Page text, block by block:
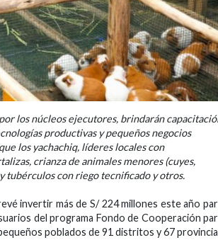
los núcleos ejecutores, brindarán
productivas y pequeños negocios
los yachachiq, líderes locales con
crianza de animales menores (cuyes,
tubérculos con riego tecnificado y otros.
invertir más de S/ 224 millones este año
del programa Fondo de Cooperación
poblados de 91 distritos y 67